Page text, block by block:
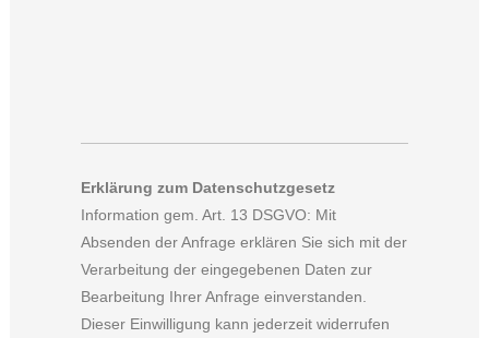
Erklärung zum Datenschutzgesetz
Information gem. Art. 13 DSGVO: Mit
Absenden der Anfrage erklären Sie sich mit der
Verarbeitung der eingegebenen Daten zur
Bearbeitung Ihrer Anfrage einverstanden.
Dieser Einwilligung kann jederzeit widerrufen